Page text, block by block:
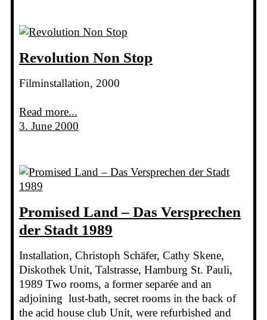
Revolution Non Stop
Filminstallation, 2000
Read more...
3. June 2000
Promised Land – Das Versprechen
der Stadt 1989
Installation, Christoph Schäfer, Cathy Skene,
Diskothek Unit, Talstrasse, Hamburg St. Pauli,
1989 Two rooms, a former separée and an
adjoining lust-bath, secret rooms in the back of
the acid house club Unit, were refurbished and